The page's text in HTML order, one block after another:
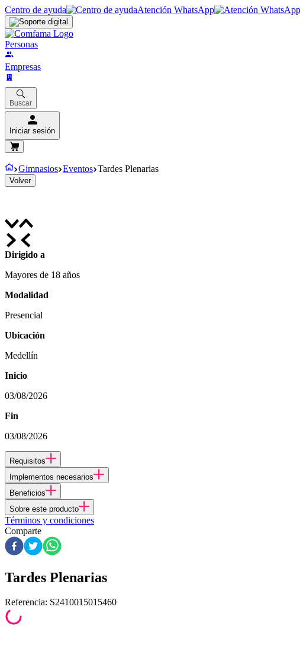
Centro de ayuda Atención WhatsApp
Personas
Empresas
Buscar
Iniciar sesión
Gimnasios Eventos Tardes Plenarias
Volver
Dirigido a
Mayores de 18 años
Modalidad
Presencial
Ubicación
Medellín
Inicio
03/08/2026
Fin
03/08/2026
Requisitos
Implementos necesarios
Beneficios
Sobre este producto
Términos y condiciones
Comparte
Tardes Plenarias
Referencia: S2410015015460